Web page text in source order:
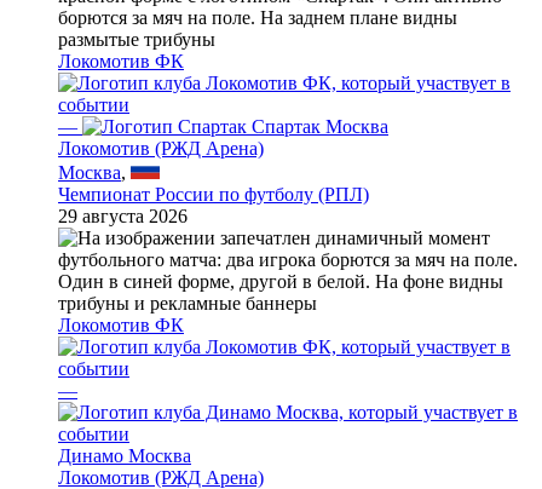
Локомотив ФК
—
Спартак Москва
Локомотив (РЖД Арена)
Москва,
Чемпионат России по футболу (РПЛ)
29 августа 2026
Локомотив ФК
—
Динамо Москва
Локомотив (РЖД Арена)